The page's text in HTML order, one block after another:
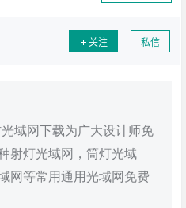
关注 私信
域网下载为广大设计师免
射灯光域网，筒灯光域
网等常用通用光域网免费